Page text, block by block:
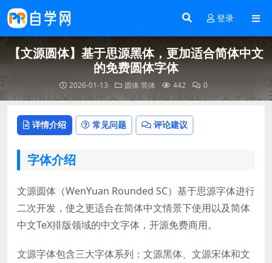
登录
【文源圆体】基于思源黑体，更加适合简体中文
的免费圆体字体
2026-01-13 圆体简体 442 0
详情介绍 常见问题 评论建议
字体介绍
文源圆体（WenYuan Rounded SC）基于思源字体进行
二次开发，使之更适合在简体中文情景下使用以及简体
中文TeX排版领域的中文字体，开源免费商用。
文源字体包含三大字体系列：文源黑体、文源宋体和文